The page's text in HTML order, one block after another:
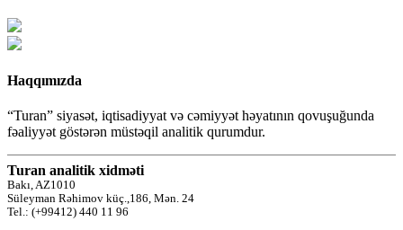
Haqqımızda
“Turan” siyasət, iqtisadiyyat və cəmiyyət həyatının qovuşuğunda
fəaliyyət göstərən müstəqil analitik qurumdur.
Turan analitik xidməti
Bakı, AZ1010
Süleyman Rəhimov küç.,186, Mən. 24
Tel.: (+99412) 440 11 96